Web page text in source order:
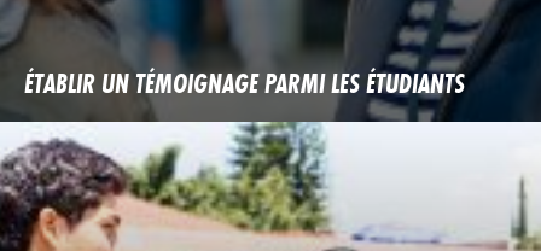
ÉTABLIR UN TÉMOIGNAGE PARMI LES ÉTUDIANTS